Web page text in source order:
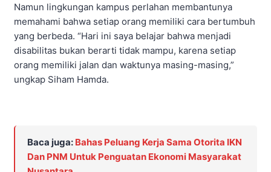
Namun lingkungan kampus perlahan membantunya
memahami bahwa setiap orang memiliki cara bertumbuh
yang berbeda. “Hari ini saya belajar bahwa menjadi
disabilitas bukan berarti tidak mampu, karena setiap
orang memiliki jalan dan waktunya masing-masing,”
ungkap Siham Hamda.
Baca juga: Bahas Peluang Kerja Sama Otorita IKN
Dan PNM Untuk Penguatan Ekonomi Masyarakat